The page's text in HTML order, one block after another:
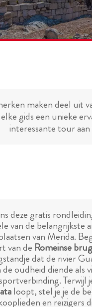
maken deel uit
gids een unieke
interessante tour
deze gratis
van de belangrijkste
van Merida.
van de Romeinse brug
dat de rivier
de oudheid diende als
Terwijl
loopt, stel je je de
en reizigers